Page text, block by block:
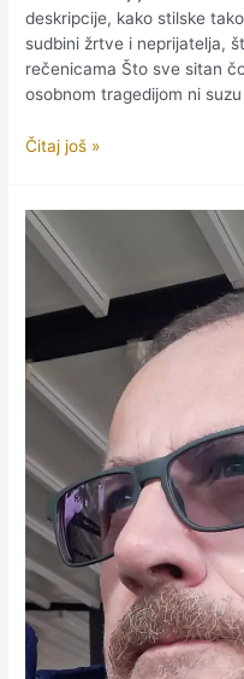
deskripcije, kako stilske
sudbini žrtve i neprijatelja,
rečenicama Što sve sitan
osobnom tragedijom ni
Golub
mali
neustrašiv
stijene
Čitaj još »